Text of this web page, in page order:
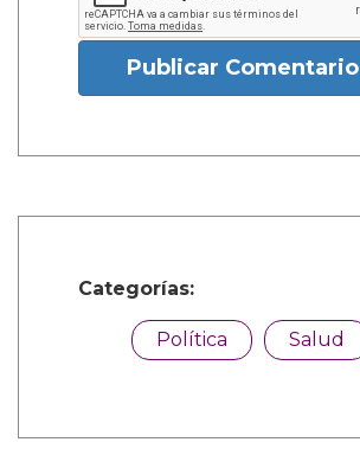
Publicar Comentario
Categorías:
Política Salud